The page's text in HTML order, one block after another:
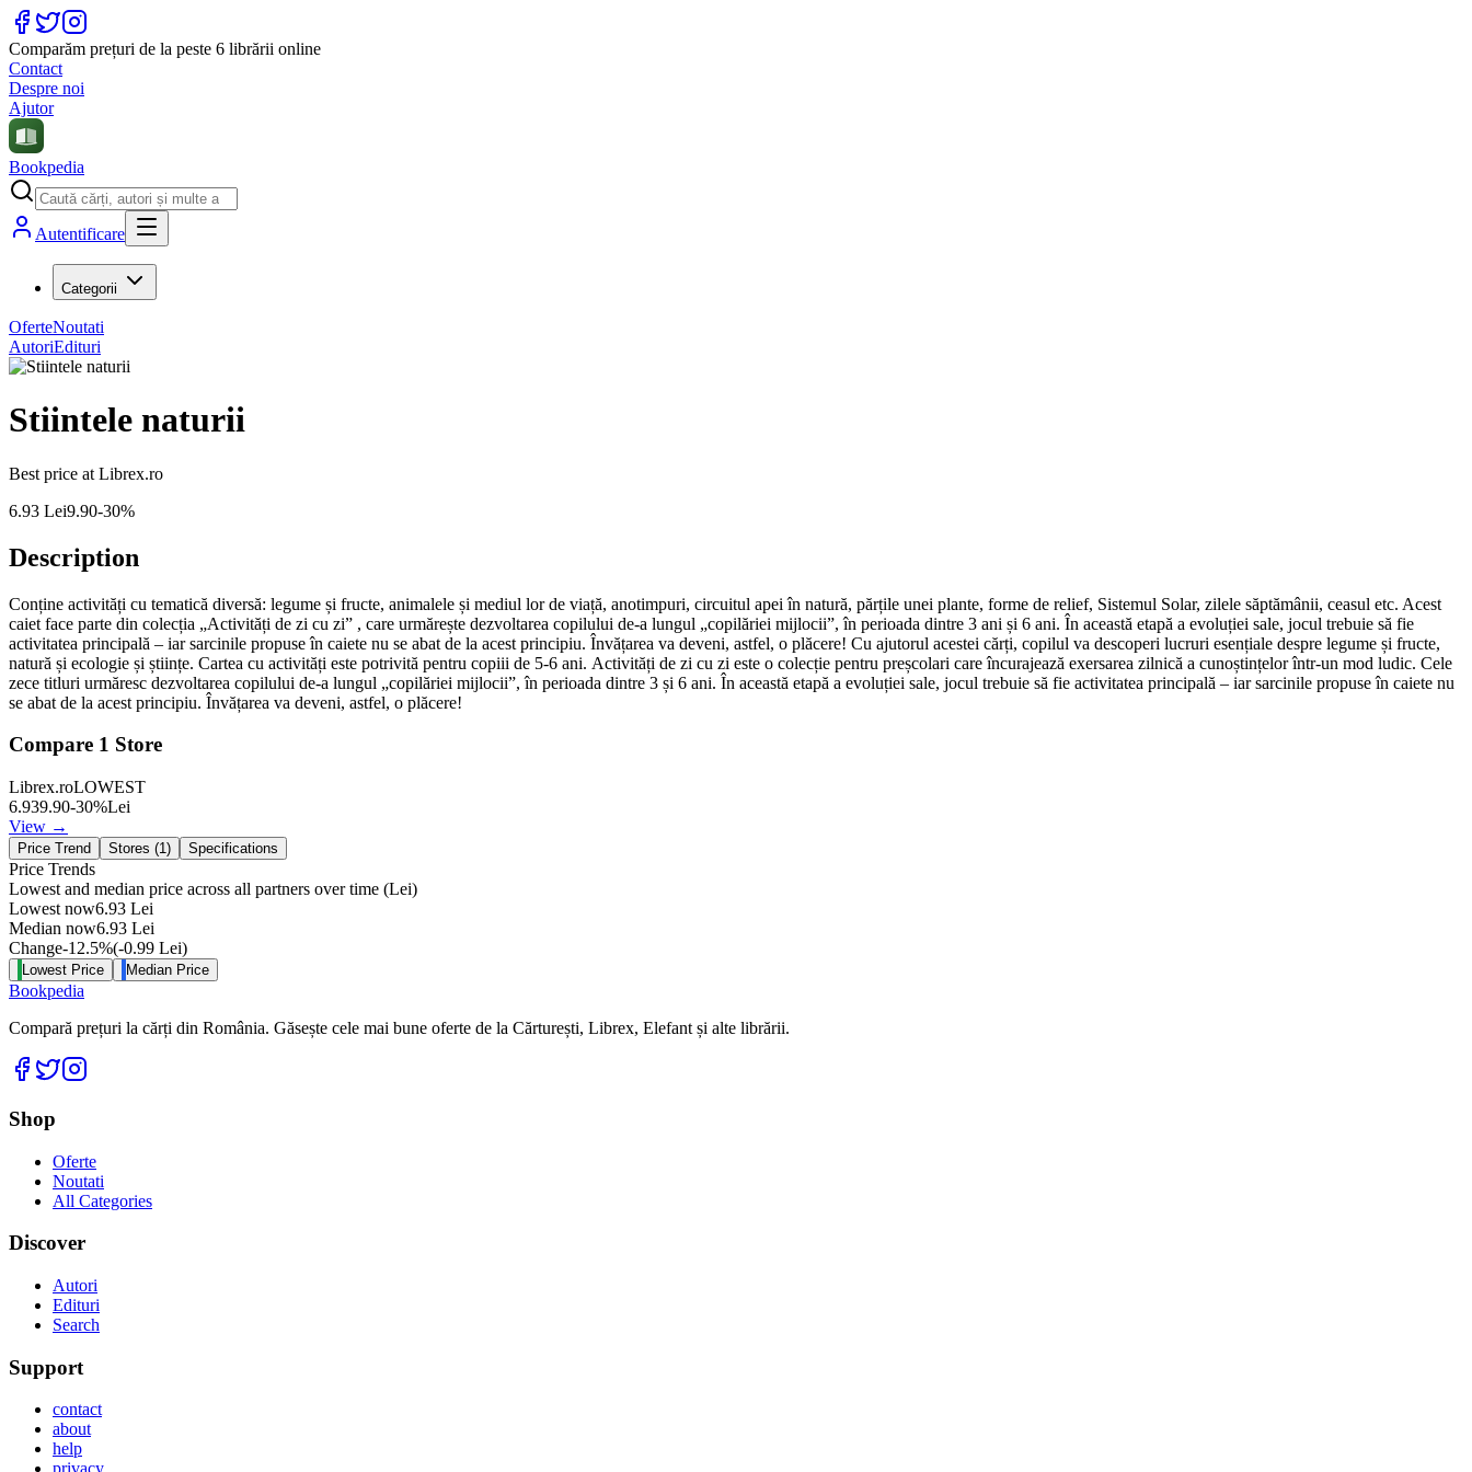
Comparăm prețuri de la peste 6 librării online
Contact
Despre noi
Ajutor
Bookpedia
Autentificare
Categorii
OferteNoutati
AutoriEdituri
Stiintele naturii
Best price at Librex.ro
6.93 Lei9.90-30%
Description
Conține activități cu tematică diversă: legume și fructe, animalele și mediul lor de viață, anotimpuri, circuitul apei în natură, părțile unei plante, forme de relief, Sistemul Solar, zilele săptămânii, ceasul etc. Acest
caiet face parte din colecția „Activități de zi cu zi” , care urmărește dezvoltarea copilului de-a lungul „copilăriei mijlocii”, în perioada dintre 3 ani și 6 ani. În această etapă a evoluției sale, jocul trebuie să fie
activitatea principală – iar sarcinile propuse în caiete nu se abat de la acest principiu. Învățarea va deveni, astfel, o plăcere! Cu ajutorul acestei cărți, copilul va descoperi lucruri esențiale despre legume și fructe,
natură și ecologie și științe. Cartea cu activități este potrivită pentru copiii de 5-6 ani. Activități de zi cu zi este o colecție pentru preșcolari care încurajează exersarea zilnică a cunoștințelor într-un mod ludic. Cele
zece titluri urmăresc dezvoltarea copilului de-a lungul „copilăriei mijlocii”, în perioada dintre 3 și 6 ani. În această etapă a evoluției sale, jocul trebuie să fie activitatea principală – iar sarcinile propuse în caiete nu
se abat de la acest principiu. Învățarea va deveni, astfel, o plăcere!
Compare 1 Store
Librex.roLOWEST
6.939.90-30%Lei
View →
Price Trend Stores (1) Specifications
Price Trends
Lowest and median price across all partners over time (Lei)
Lowest now6.93 Lei
Median now6.93 Lei
Change-12.5%(-0.99 Lei)
Lowest Price Median Price
Bookpedia
Compară prețuri la cărți din România. Găsește cele mai bune oferte de la Cărturești, Librex, Elefant și alte librării.
Facebook
Twitter
Shop
Oferte
Noutati
All Categories
Discover
Autori
Edituri
Search
Support
contact
about
help